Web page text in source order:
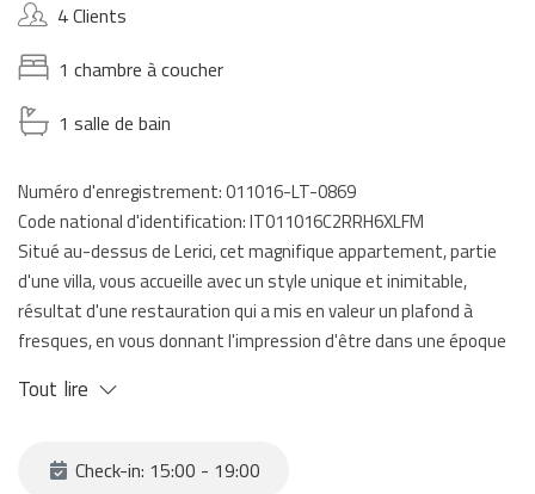
4 Clients
1 chambre à coucher
1 salle de bain
Numéro d'enregistrement: 011016-LT-0869
Code national d'identification: IT011016C2RRH6XLFM
Situé au-dessus de Lerici, cet magnifique appartement, partie
d'une villa, vous accueille avec un style unique et inimitable,
résultat d'une restauration qui a mis en valeur un plafond à
fresques, en vous donnant l'impression d'être dans une époque
par le jardin extérieur.
secret se révèlera petit à petit, en semblant comme un cadre en
Tout lire
Check-in: 15:00 - 19:00